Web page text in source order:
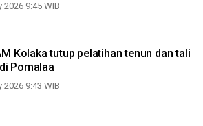
2026 9:45 WIB
Kolaka tutup pelatihan tenun dan tali
Pomalaa
2026 9:43 WIB